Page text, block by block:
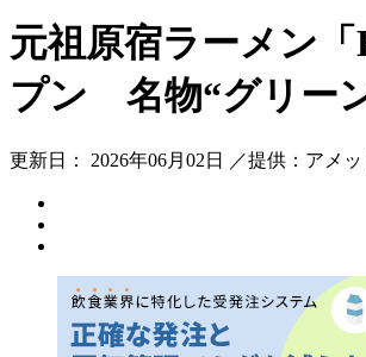
元祖原宿ラーメン
プン 名物“グリー
更新日： 2026年06月02日 ／提供：アメッ